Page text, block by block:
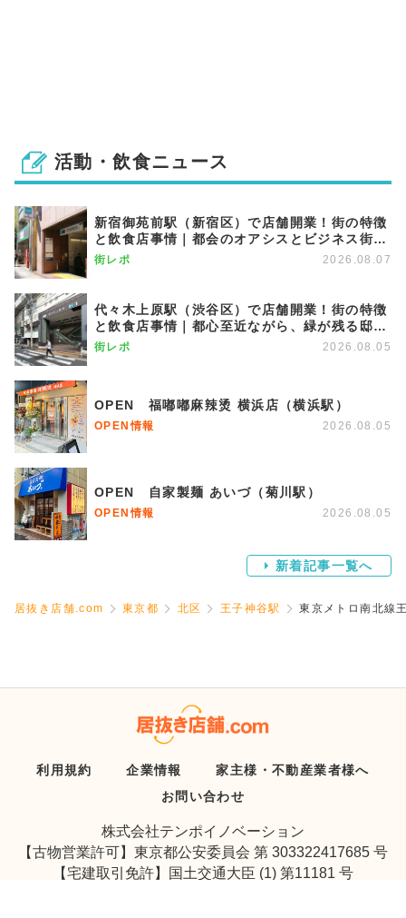
活動・飲食ニュース
新宿御苑前駅（新宿区）で店舗開業！街の特徴
と飲食店事情｜都会のオアシスとビジネス街が
調和する優雅な街
街レポ 2026.08.07
代々木上原駅（渋谷区）で店舗開業！街の特徴
と飲食店事情｜都心至近ながら、緑が残る邸宅
エリア
街レポ 2026.08.05
OPEN 福嘟嘟麻辣烫 横浜店（横浜駅）
OPEN情報 2026.08.05
OPEN 自家製麺 あいづ（菊川駅）
OPEN情報 2026.08.05
新着記事一覧へ
居抜き店舗.com 東京都 北区 王子神谷駅 東京メトロ南北線
利用規約 企業情報
家主様・不動産業者様へ
お問い合わせ
株式会社テンポイノベーション
【古物営業許可】東京都公安委員会 第 303322417685 号
【宅建取引免許】国土交通大臣 (1) 第11181 号